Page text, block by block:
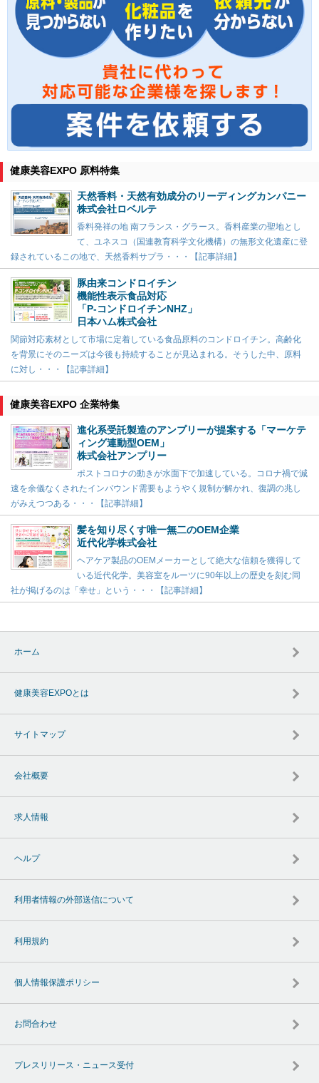
健康美容EXPO 原料特集
天然香料・天然有効成分のリーディングカンパニー
株式会社ロベルテ
香料発祥の地 南フランス・グラース。香料産業の聖地とし
て、ユネスコ（国連教育科学文化機構）の無形文化遺産に登
録されているこの地で、天然香料サプラ・・・【記事詳細】
豚由来コンドロイチン
機能性表示食品対応
「P-コンドロイチンNHZ」
日本ハム株式会社
関節対応素材として市場に定着している食品原料のコンドロイチン。高齢化
を背景にそのニーズは今後も持続することが見込まれる。そうした中、原料
に対し・・・【記事詳細】
健康美容EXPO 企業特集
進化系受託製造のアンプリーが提案する「マーケテ
ィング連動型OEM」
株式会社アンプリー
ポストコロナの動きが水面下で加速している。コロナ禍で減
速を余儀なくされたインバウンド需要もようやく規制が解かれ、復調の兆し
がみえつつある・・・【記事詳細】
髪を知り尽くす唯一無二のOEM企業
近代化学株式会社
ヘアケア製品のOEMメーカーとして絶大な信頼を獲得して
いる近代化学。美容室をルーツに90年以上の歴史を刻む同
社が掲げるのは「幸せ」という・・・【記事詳細】
ホーム
健康美容EXPOとは
サイトマップ
会社概要
求人情報
ヘルプ
利用者情報の外部送信について
利用規約
個人情報保護ポリシー
お問合わせ
プレスリリース・ニュース受付